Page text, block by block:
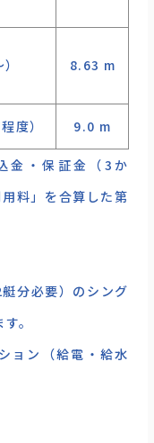
8.63 m
度） 9.0 m
金・保証金（3か
料」を合算した第
分必要）のシング
。
ョン（給電・給水